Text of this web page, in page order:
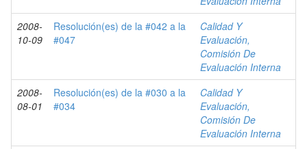
2008-
10-09
Resolución(es) de la #042 a la
#047
Calidad Y
Evaluación,
Comisión De
Evaluación Interna
2008-
08-01
Resolución(es) de la #030 a la
#034
Calidad Y
Evaluación,
Comisión De
Evaluación Interna